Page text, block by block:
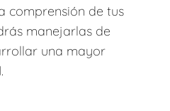
comprensión de tus
manejarlas de
una mayor
.